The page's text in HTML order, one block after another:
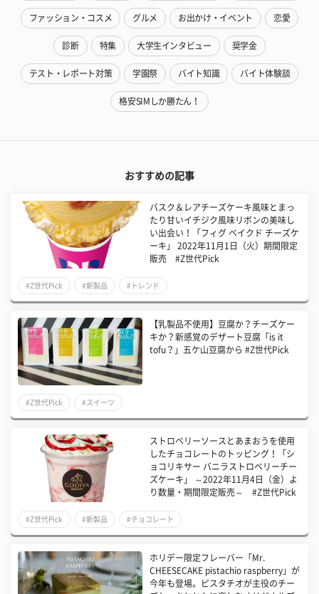
ファッション・コスメ グルメ お出かけ・イベント 恋愛
診断 特集 大学生インタビュー 奨学金
テスト・レポート対策 学園祭 バイト知識 バイト体験談
格安SIMしか勝たん！
おすすめの記事
バスク＆レアチーズケーキ風味とまっ
たり甘いイチジク風味リボンの美味し
い出会い！「フィグ ベイクド チーズケ
ーキ」 2022年11月1日（火）期間限定
販売 #Z世代Pick
#Z世代Pick #新製品 #トレンド
【乳製品不使用】豆腐か？チーズケー
キか？新感覚のデザート豆腐「is it
tofu？」五ケ山豆腐から #Z世代Pick
#Z世代Pick #スイーツ
ストロベリーソースとあまおうを使用
したチョコレートのトッピング！「シ
ョコリキサー バニラストロベリーチー
ズケーキ」 ～2022年11月4日（金）よ
り数量・期間限定販売～ #Z世代Pick
#Z世代Pick #新製品 #チョコレート
ホリデー限定フレーバー「Mr.
CHEESECAKE pistachio raspberry」が
今年も登場。ピスタチオが主役のチー